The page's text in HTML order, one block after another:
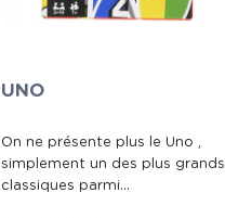
UNO
On ne présente plus le Uno ,
simplement un des plus grands
classiques parmi...